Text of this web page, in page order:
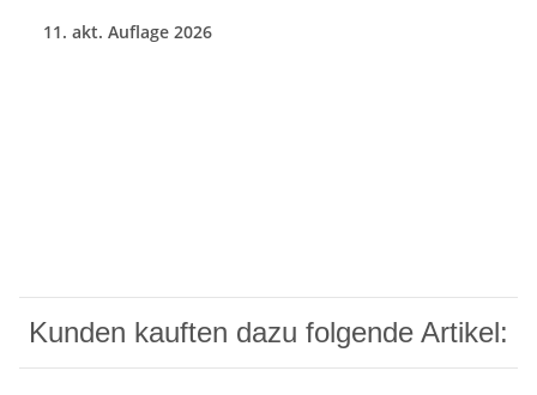
11. akt. Auflage 2026
Kunden kauften dazu folgende Artikel: